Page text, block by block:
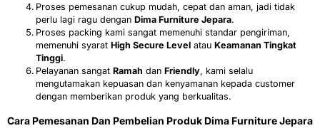
Proses pemesanan cukup mudah, cepat dan aman, jadi tidak
perlu lagi ragu dengan Dima Furniture Jepara.
Proses packing kami sangat memenuhi standar pengiriman,
memenuhi syarat High Secure Level atau Keamanan Tingkat
Tinggi.
Pelayanan sangat Ramah dan Friendly, kami selalu
mengutamakan kepuasan dan kenyamanan kepada customer
dengan memberikan produk yang berkualitas.
Cara Pemesanan Dan Pembelian Produk Dima Furniture Jepara